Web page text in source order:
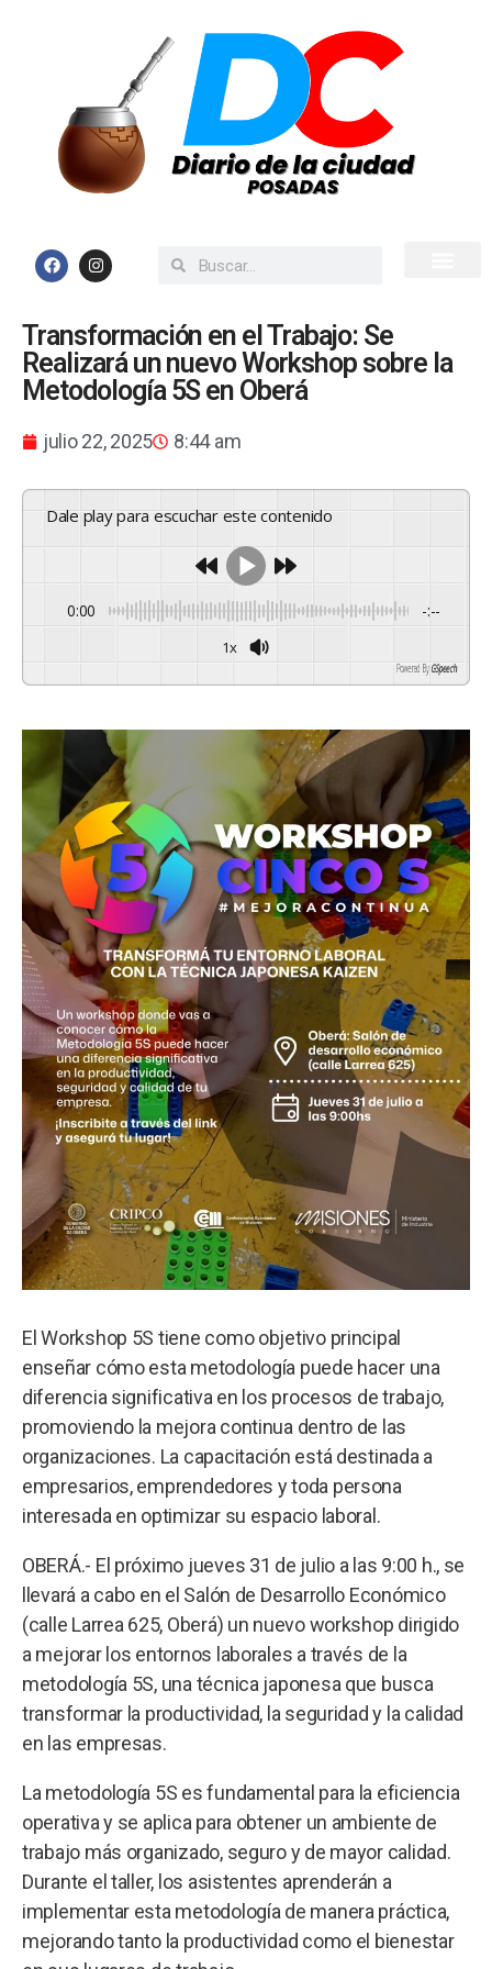
Transformación en el Trabajo: Se
Realizará un nuevo Workshop sobre la
Metodología 5S en Oberá
julio 22, 2025 8:44 am
Dale play para escuchar este contenido
0:00 -:--
1x
Powered By GSpeech
El Workshop 5S tiene como objetivo principal
enseñar cómo esta metodología puede hacer una
diferencia significativa en los procesos de trabajo,
promoviendo la mejora continua dentro de las
organizaciones. La capacitación está destinada a
empresarios, emprendedores y toda persona
interesada en optimizar su espacio laboral.
OBERÁ.- El próximo jueves 31 de julio a las 9:00 h., se
llevará a cabo en el Salón de Desarrollo Económico
(calle Larrea 625, Oberá) un nuevo workshop dirigido
a mejorar los entornos laborales a través de la
metodología 5S, una técnica japonesa que busca
transformar la productividad, la seguridad y la calidad
en las empresas.
La metodología 5S es fundamental para la eficiencia
operativa y se aplica para obtener un ambiente de
trabajo más organizado, seguro y de mayor calidad.
Durante el taller, los asistentes aprenderán a
implementar esta metodología de manera práctica,
mejorando tanto la productividad como el bienestar